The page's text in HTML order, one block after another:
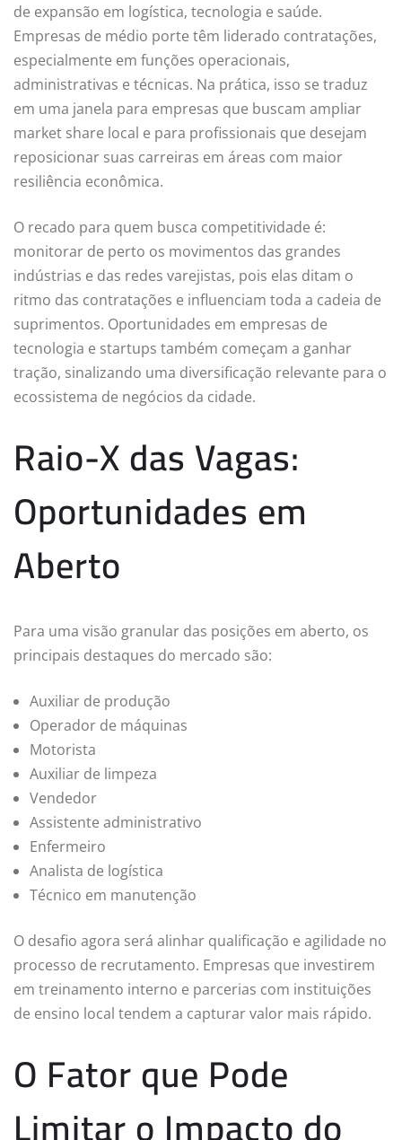
de expansão em logística, tecnologia e saúde.
Empresas de médio porte têm liderado contratações,
especialmente em funções operacionais,
administrativas e técnicas. Na prática, isso se traduz
em uma janela para empresas que buscam ampliar
market share local e para profissionais que desejam
reposicionar suas carreiras em áreas com maior
resiliência econômica.
O recado para quem busca competitividade é:
monitorar de perto os movimentos das grandes
indústrias e das redes varejistas, pois elas ditam o
ritmo das contratações e influenciam toda a cadeia de
suprimentos. Oportunidades em empresas de
tecnologia e startups também começam a ganhar
tração, sinalizando uma diversificação relevante para o
ecossistema de negócios da cidade.
Raio-X das Vagas:
Oportunidades em
Aberto
Para uma visão granular das posições em aberto, os
principais destaques do mercado são:
Auxiliar de produção
Operador de máquinas
Motorista
Auxiliar de limpeza
Vendedor
Assistente administrativo
Enfermeiro
Analista de logística
Técnico em manutenção
O desafio agora será alinhar qualificação e agilidade no
processo de recrutamento. Empresas que investirem
em treinamento interno e parcerias com instituições
de ensino local tendem a capturar valor mais rápido.
O Fator que Pode